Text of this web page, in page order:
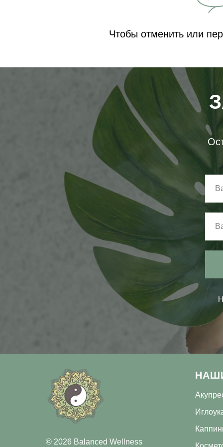
Чтобы отменить или
© 2026 Balanced Wellness